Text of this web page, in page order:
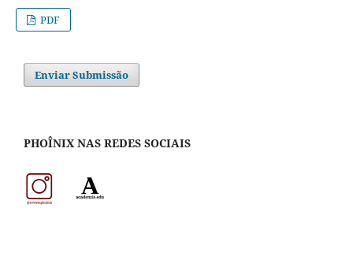
PDF
Enviar Submissão
PHOÎNIX NAS REDES SOCIAIS